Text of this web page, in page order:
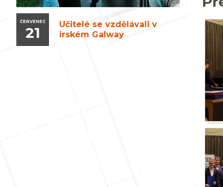
ČERVENEC
21
Učitelé se vzdělávali v
irském Galway